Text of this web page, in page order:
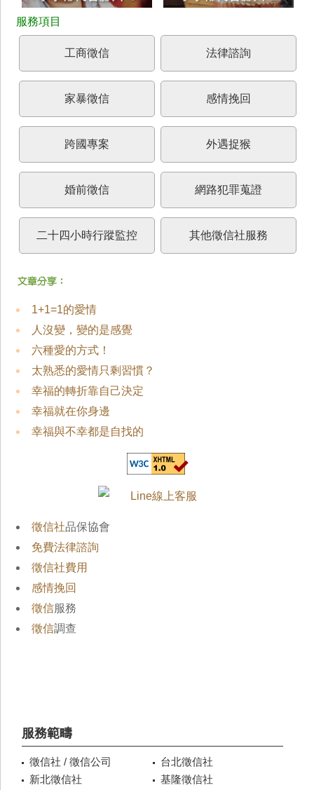
工商徵信 法律諮詢
家暴徵信 感情挽回
跨國專案 外遇捉猴
婚前徵信 網路犯罪蒐證
二十四小時行蹤監控 其他徵信社服務
1+1=1的愛情
人沒變，變的是感覺
六種愛的方式！
太熟悉的愛情只剩習慣？
幸福的轉折靠自己決定
幸福就在你身邊
幸福與不幸都是自找的
徵信社品保協會
免費法律諮詢
徵信社費用
感情挽回
徵信服務
徵信調查
服務範疇
徵信社 / 徵信公司
台北徵信社
新北徵信社
基隆徵信社